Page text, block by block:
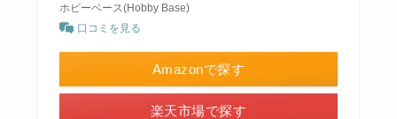
ホビーベース(Hobby Base)
口コミを見る
Amazonで探す
楽天市場で探す